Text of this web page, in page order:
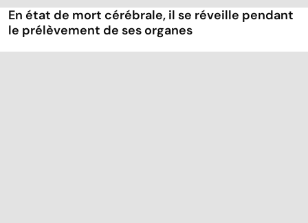
En état de mort cérébrale, il se réveille pendant
le prélèvement de ses organes